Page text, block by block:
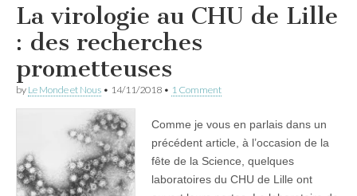
La virologie au CHU de Lille
: des recherches
prometteuses
by Le Monde et Nous • 14/11/2018 • 1 Comment
Comme je vous en parlais dans un
précédent article, à l’occasion de la
fête de la Science, quelques
laboratoires du CHU de Lille ont